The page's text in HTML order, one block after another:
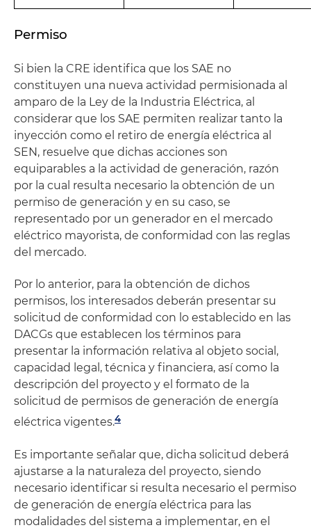
Permiso
Si bien la CRE identifica que los SAE no
constituyen una nueva actividad permisionada al
amparo de la Ley de la Industria Eléctrica, al
considerar que los SAE permiten realizar tanto la
inyección como el retiro de energía eléctrica al
SEN, resuelve que dichas acciones son
equiparables a la actividad de generación, razón
por la cual resulta necesario la obtención de un
permiso de generación y en su caso, se
representado por un generador en el mercado
eléctrico mayorista, de conformidad con las reglas
del mercado.
Por lo anterior, para la obtención de dichos
permisos, los interesados deberán presentar su
solicitud de conformidad con lo establecido en las
DACGs que establecen los términos para
presentar la información relativa al objeto social,
capacidad legal, técnica y financiera, así como la
descripción del proyecto y el formato de la
solicitud de permisos de generación de energía
eléctrica vigentes.4
Es importante señalar que, dicha solicitud deberá
ajustarse a la naturaleza del proyecto, siendo
necesario identificar si resulta necesario el permiso
de generación de energía eléctrica para las
modalidades del sistema a implementar, en el